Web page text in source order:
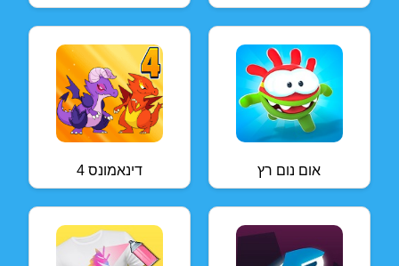
דינאמונס 4 אום נום רץ